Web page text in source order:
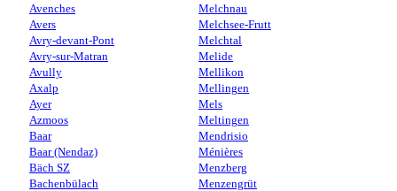
Avenches
Avers
Avry-devant-Pont
Avry-sur-Matran
Avully
Axalp
Ayer
Azmoos
Baar
Baar (Nendaz)
Bäch SZ
Bachenbülach
Melchnau
Melchsee-Frutt
Melchtal
Melide
Mellikon
Mellingen
Mels
Meltingen
Mendrisio
Ménières
Menzberg
Menzengrüt